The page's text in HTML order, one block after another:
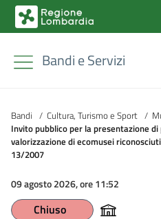
Bandi e Servizi
Bandi / Cultura, Turismo e Sport /
Invito pubblico per la presentazione
valorizzazione di ecomusei
13/2007
09 agosto 2026, ore 11:52
Chiuso